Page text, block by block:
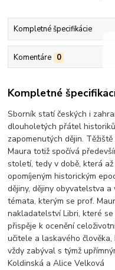
Kompletné špecifikácie
Komentáre 0
Kompletné
Sborník statí českých i
dlouholetých přátel
zapomenutých dějin.
Maura totiž spočívá
století, tedy v době, která
opomíjeným historickým
dějiny, dějiny obyvatelstva
témata, kterým se prof.
nakladatelství Libri, které
přispěje k ocenění
učitele a laskavého člověka,
vždy zabýval s týmž
Koldinská a Alice Velková